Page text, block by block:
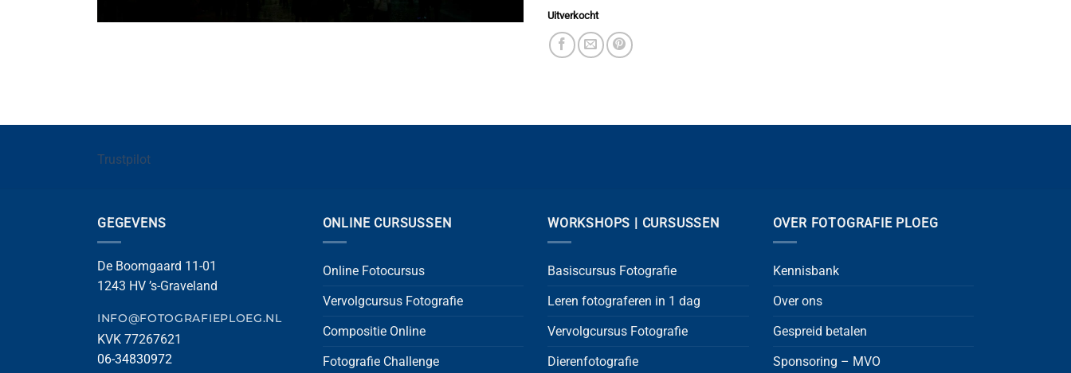
Uitverkocht
Trustpilot
GEGEVENS
De Boomgaard 11-01
1243 HV ’s-Graveland
INFO@FOTOGRAFIEPLOEG.NL
KVK 77267621
06-34830972
ONLINE CURSUSSEN
Online Fotocursus
Vervolgcursus Fotografie
Compositie Online
Fotografie Challenge
WORKSHOPS | CURSUSSEN
Basiscursus Fotografie
Leren fotograferen in 1 dag
Vervolgcursus Fotografie
Dierenfotografie
OVER FOTOGRAFIE PLOEG
Kennisbank
Over ons
Gespreid betalen
Sponsoring – MVO